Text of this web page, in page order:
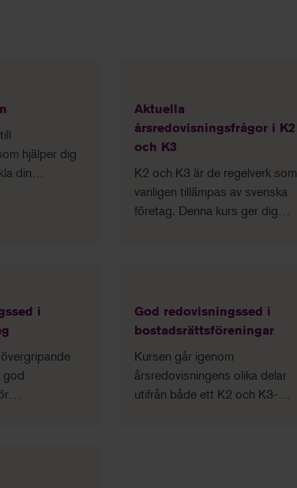
hjälper dig
din
Aktuella
årsredovisningsfrågor i K2
och K3
K2 och K3 är de regelverk som
vanligen tillämpas av svenska
företag. Denna kurs ger dig
i
god
regelsystem
God redovisningssed i
bostadsrättsföreningar
Kursen går igenom
årsredovisningens olika delar
utifrån både ett K2 och K3-